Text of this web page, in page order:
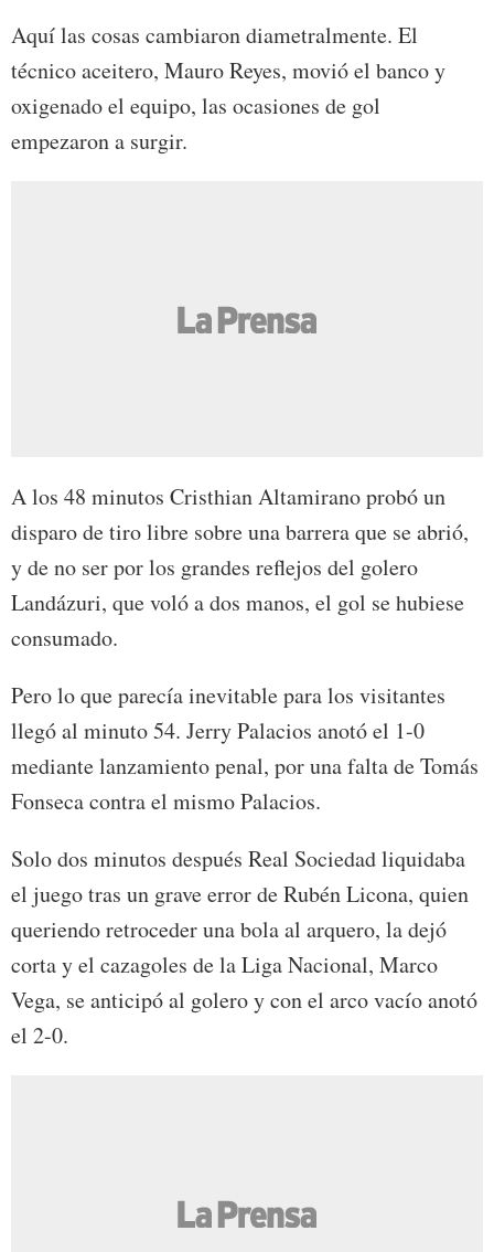
Aquí las cosas cambiaron diametralmente. El
técnico aceitero, Mauro Reyes, movió el banco y
oxigenado el equipo, las ocasiones de gol
empezaron a surgir.
A los 48 minutos Cristhian Altamirano probó un
disparo de tiro libre sobre una barrera que se abrió,
y de no ser por los grandes reflejos del golero
Landázuri, que voló a dos manos, el gol se hubiese
consumado.
Pero lo que parecía inevitable para los visitantes
llegó al minuto 54. Jerry Palacios anotó el 1-0
mediante lanzamiento penal, por una falta de Tomás
Fonseca contra el mismo Palacios.
Solo dos minutos después Real Sociedad liquidaba
el juego tras un grave error de Rubén Licona, quien
queriendo retroceder una bola al arquero, la dejó
corta y el cazagoles de la Liga Nacional, Marco
Vega, se anticipó al golero y con el arco vacío anotó
el 2-0.